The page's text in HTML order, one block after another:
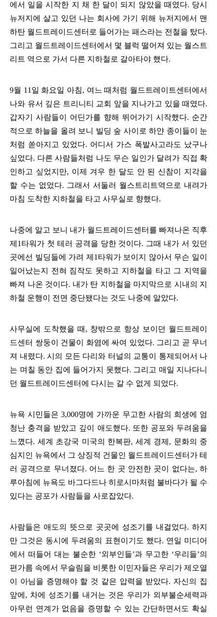
에서 일을 시작한 지 채 한 달이 되지 않았을 때였다. 당시
뉴저지에 살고 있던 나는 회사에 가기 위해 뉴저지에서 맨
하탄 월드트레이드센터로 들어가는 패스라는 전철을 탔다.
그리고 월드트레이드센터에서 몇 블럭 떨어져 있는 월스트
리트 역으로 가서 다른 지하철로 갈아타야 했다.
9월 11 일 화요일 아침, 여느 때처럼 월드트레이트센터에서
나와 유서 깊은 트리니티 교회 앞을 지나가고 있을 때였다.
갑자기 사람들이 어딘가를 향해 뛰어가기 시작했다. 순간
적으로 하늘을 올려 보니 빌딩 숲 사이로 하얀 종이들이 눈
처럼 쏟아지고 있었다. 어디서 가스 폭발사고라도 났구나
싶었다. 다른 사람들처럼 나도 무슨 일인가 달려가 직접 확
인하고 싶었지만, 이제 겨우 한 달도 안 된 신참이 지각을
할 수는 없었다. 그래서 서둘러 월스트리트역으로 내려가
마침 도착한 지하철을 타고 사무실로 향했다.
나중에 알고 보니 내가 월드트레이드센터를 빠져나온 직후
제 1 타워가 첫 테러 공격을 당한 것이다. 그때 내가 서 있던
곳에선 빌딩들에 가려 제 1 타워가 보이지 않아서 무슨 일이
일어났는지 전혀 짐작도 못하고 지하철을 타고 그 지역을
빠져 나온 것이다. 내가 탄 지하철을 마지막으로 시내의 지
하철 운행이 전면 중단됐다는 것도 나중에 알았다.
사무실에 도착했을 때 , 창밖으로 항상 보이던 월드트레이
드센터 쌍둥이 건물이 화염에 싸여 있었다. 그리고 곧 무너
져 내렸다. 시의 모든 다리와 터널의 교통이 통제되어서 나
는 며칠 동안 집에 들어가지 못했다. 그리고 매일 지나다니
던 월드트레이드센터에 다시는 갈 수 없게 되었다.
뉴욕 시민들은3,000명에 가까운 무고한 사람의 희생에 엄
청난 충격을 받았고 깊이 애도했다. 또한 공포와 두려움을
느꼈다. 세계 초강국 미국의 한복판, 세계 경제 , 문화의 중
심지인 뉴욕에서 그 상징적 건물인 월드트레이드센터가 테
러 공격으로 무너졌다. 어느 한 곳 안전한 곳이 없다는,하
루아침에 뉴욕도 바그다드나 히로시마처럼 불바다가 될 수
있다는 공포가 사람들을 사로잡았다.
사람들은 애도의 뜻으로 곳곳에 성조기를 내걸었다. 하지
만 그것은 동시에 두려움의 표현이기도 했다. 연일 미디어
에서 떠들어 대는 불순한 ‘외부인들’과 무고한 ‘우리들’의
편가름 속에서 무슬림을 비롯한 이민자들은 우리가 제오열
이 아님을 증명해야 할 것 같은 압력을 받았다. 자신의 집
앞에 , 차에 성조기를 내거는 것은 우리가 외부불순세력과
아무런 연계가 없음을 증명할 수 있는 간단하면서도 확실